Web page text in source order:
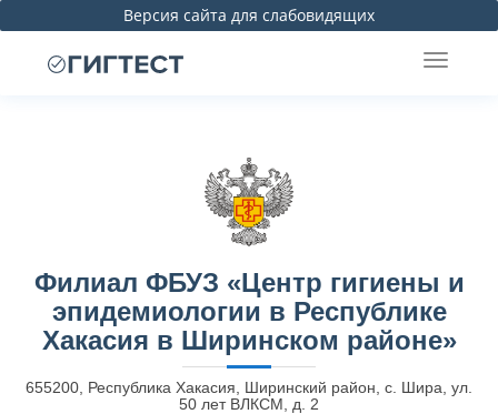
Версия сайта для слабовидящих
Филиал ФБУЗ «Центр гигиены и
эпидемиологии в Республике
Хакасия в Ширинском районе»
655200, Республика Хакасия, Ширинский район, с. Шира, ул.
50 лет ВЛКСМ, д. 2